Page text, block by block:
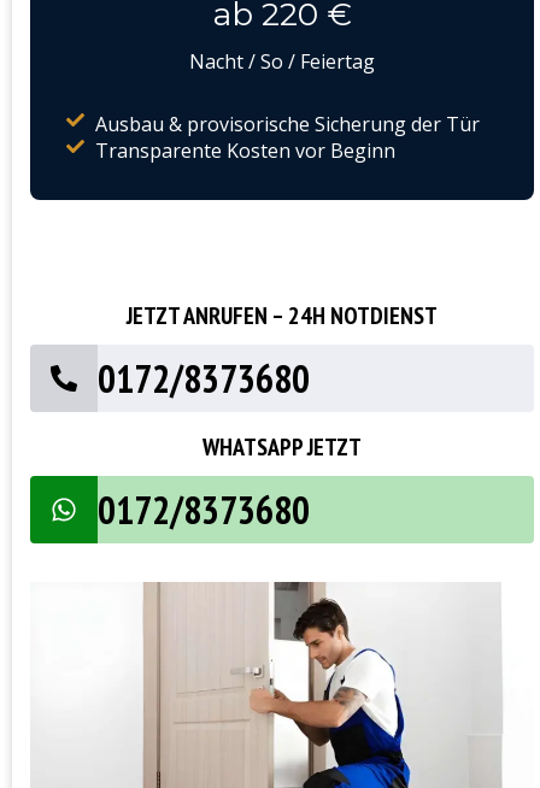
ab 220 €
Nacht / So / Feiertag
Ausbau & provisorische Sicherung der Tür
Transparente Kosten vor Beginn
JETZT ANRUFEN – 24H NOTDIENST
0172/8373680
WHATSAPP JETZT
0172/8373680